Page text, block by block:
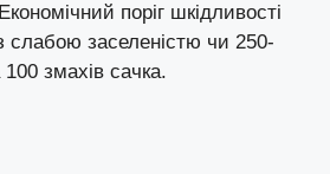
поріг шкідливості
слабою заселеністю чи 250-
змахів сачка.